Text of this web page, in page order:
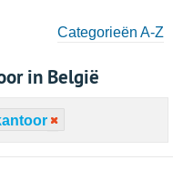
Categorieën A-Z
in België